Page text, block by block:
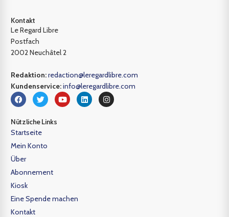
Kontakt
Le Regard Libre
Postfach
2002 Neuchâtel 2
Redaktion:redaction@leregardlibre.com
Kundenservice:info@leregardlibre.com
Nützliche Links
Startseite
Mein Konto
Über
Abonnement
Kiosk
Eine Spende machen
Kontakt